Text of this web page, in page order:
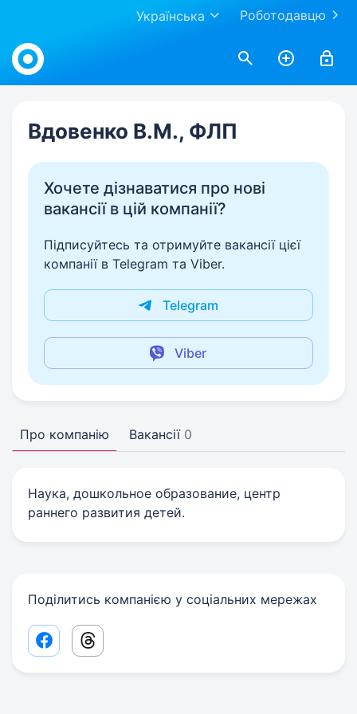
Роботодавцю
Українська
Work.ua
Вдовенко В.М., ФЛП
Хочете дізнаватися про нові
вакансії в цій компанії?
Підписуйтесь та отримуйте вакансії цієї
компанії в Telegram та Viber.
Telegram
Viber
Про компанію Вакансії 0
Наука, дошкольное образование, центр
раннего развития детей.
Поділитись компанією у соціальних мережах
Facebook share link
Threads share link